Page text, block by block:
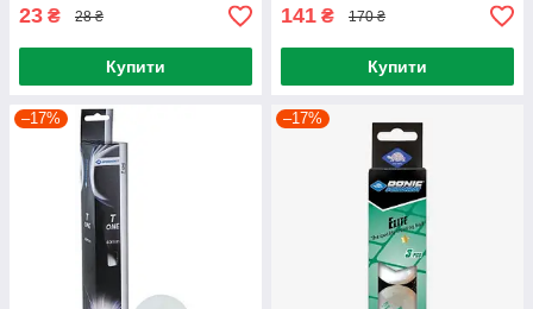
23 ₴ 28 ₴
Купити
141 ₴ 170 ₴
Купити
–17% –17%